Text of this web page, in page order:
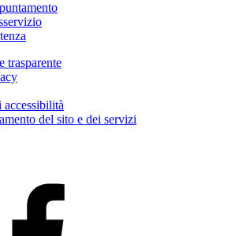
trasparente
del sito e dei servizi